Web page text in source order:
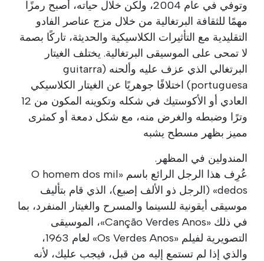
وتوفي في عام 2004، ولكن خلال حياته، أصبح رمزًا
مهمًا للثقافة البرتغالية من خلال مزج عناصر الفادو
التقليدية مع التأثيرات الكلاسيكية والحديثة، تاركًا بصمة
لا تمحى على الموسيقى البرتغالية. يختلف الغيتار
البرتغالي الذي عزف عليه وألحنه (guitarra
portuguesa) اختلافًا جوهريًا عن الغيتار الكلاسيكي
العادي أو الأكوستيك في شكله وتكوينه المكون من 12
وترًا وضبطه والغرض منه، مع شكل دمعة أو كمثرى
مميز بظهر مسطح يشبه
المندولين في المظهر.
عُرِف هذا الرجل الرائع باسم «O homem dos mil
dedos» (الرجل ذو الألف إصبع)، الذي قام بتأليف
موسيقى أيقونية للسينما والمسرح والغيتار المنفرد، بما
في ذلك «Canção Verdes Anos»، الموسيقى
التصويرية لفيلم «Os Verdes Anos» لعام 1963،
والذي إذا لم تستمع إليه من قبل، فيجب عليك، لأنه